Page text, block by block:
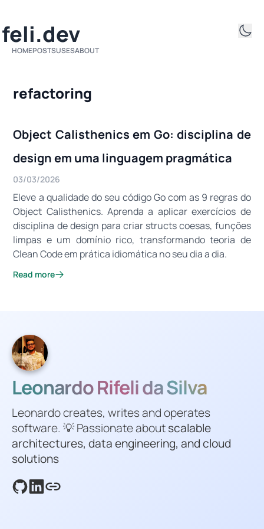
HOMEPOSTSUSESABOUT
refactoring
Object Calisthenics em Go: disciplina de
design em uma linguagem pragmática
03/03/2026
Eleve a qualidade do seu código Go com as 9 regras do
Object Calisthenics. Aprenda a aplicar exercícios de
disciplina de design para criar structs coesas, funções
limpas e um domínio rico, transformando teoria de
Clean Code em prática idiomática no seu dia a dia.
Read more
Leonardo Rifeli da Silva
Leonardo creates, writes and operates
software. 💡 Passionate aboutscalable
architectures, data engineering, and cloud
solutions